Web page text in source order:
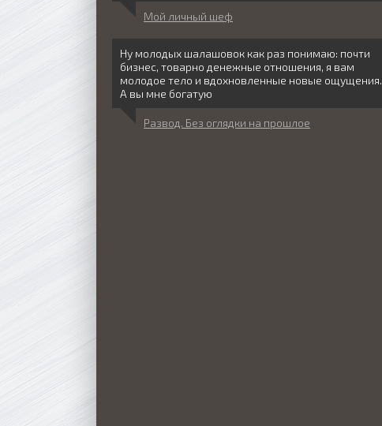
Мой личный шеф
Ну молодых шалашовок как раз понимаю: почти
бизнес, товарно денежные отношения, я вам
молодое тело и вдохновленные новые ощущения.
А вы мне богатую
Развод. Без оглядки на прошлое